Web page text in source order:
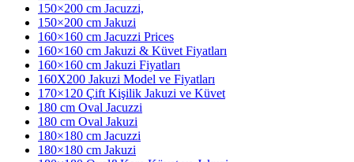
150×200 cm Jacuzzi,
150×200 cm Jakuzi
160×160 cm Jacuzzi Prices
160×160 cm Jakuzi & Küvet Fiyatları
160×160 cm Jakuzi Fiyatları
160X200 Jakuzi Model ve Fiyatları
170×120 Çift Kişilik Jakuzi ve Küvet
180 cm Oval Jacuzzi
180 cm Oval Jakuzi
180×180 cm Jacuzzi
180×180 cm Jakuzi